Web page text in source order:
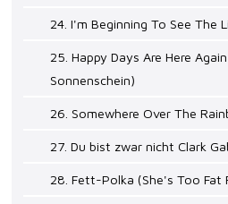
24. I'm Beginning To See The
25. Happy Days Are Here
Sonnenschein)
26. Somewhere Over The
27. Du bist zwar nicht Clark
28. Fett-Polka (She's Too Fat